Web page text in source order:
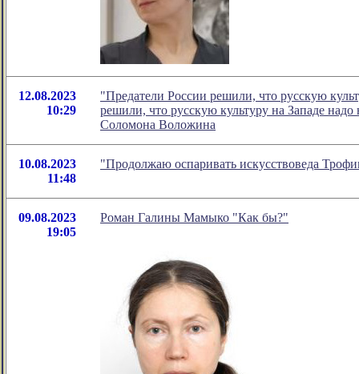
12.08.2023
10:29
"Предатели России решили, что русскую
решили, что русскую культуру на Западе
Соломона Воложина
10.08.2023
11:48
"Продолжаю оспаривать искусствоведа
09.08.2023
19:05
Роман Галины Мамыко "Как бы?"